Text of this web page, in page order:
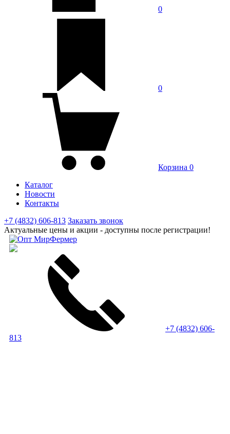
0
0
Корзина 0
Каталог
Новости
Контакты
+7 (4832) 606-813 Заказать звонок
Актуальные цены и акции - доступны после регистрации!
+7 (4832) 606-
813